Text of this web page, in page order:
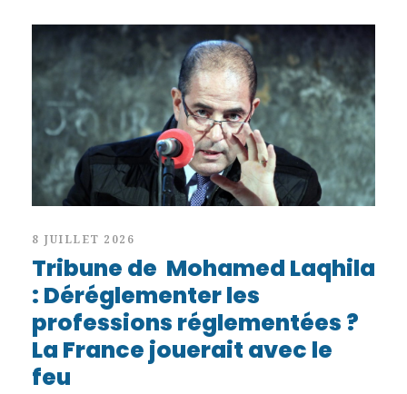
8 JUILLET 2026
Tribune de Mohamed Laqhila
: Déréglementer les
professions réglementées ?
La France jouerait avec le
feu